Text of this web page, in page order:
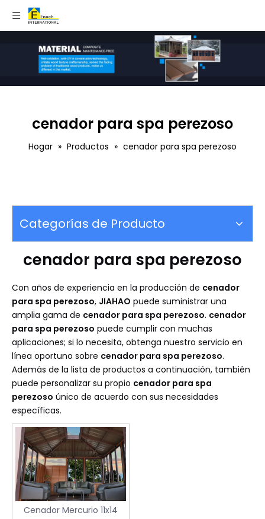
cenador para spa perezoso
Hogar » Productos » cenador para spa perezoso
Categorías de Producto
cenador para spa perezoso
Con años de experiencia en la producción de cenador
para spa perezoso, JIAHAO puede suministrar una
amplia gama de cenador para spa perezoso. cenador
para spa perezoso puede cumplir con muchas
aplicaciones; si lo necesita, obtenga nuestro servicio en
línea oportuno sobre cenador para spa perezoso.
Además de la lista de productos a continuación, también
puede personalizar su propio cenador para spa
perezoso único de acuerdo con sus necesidades
específicas.
Cenador Mercurio 11x14